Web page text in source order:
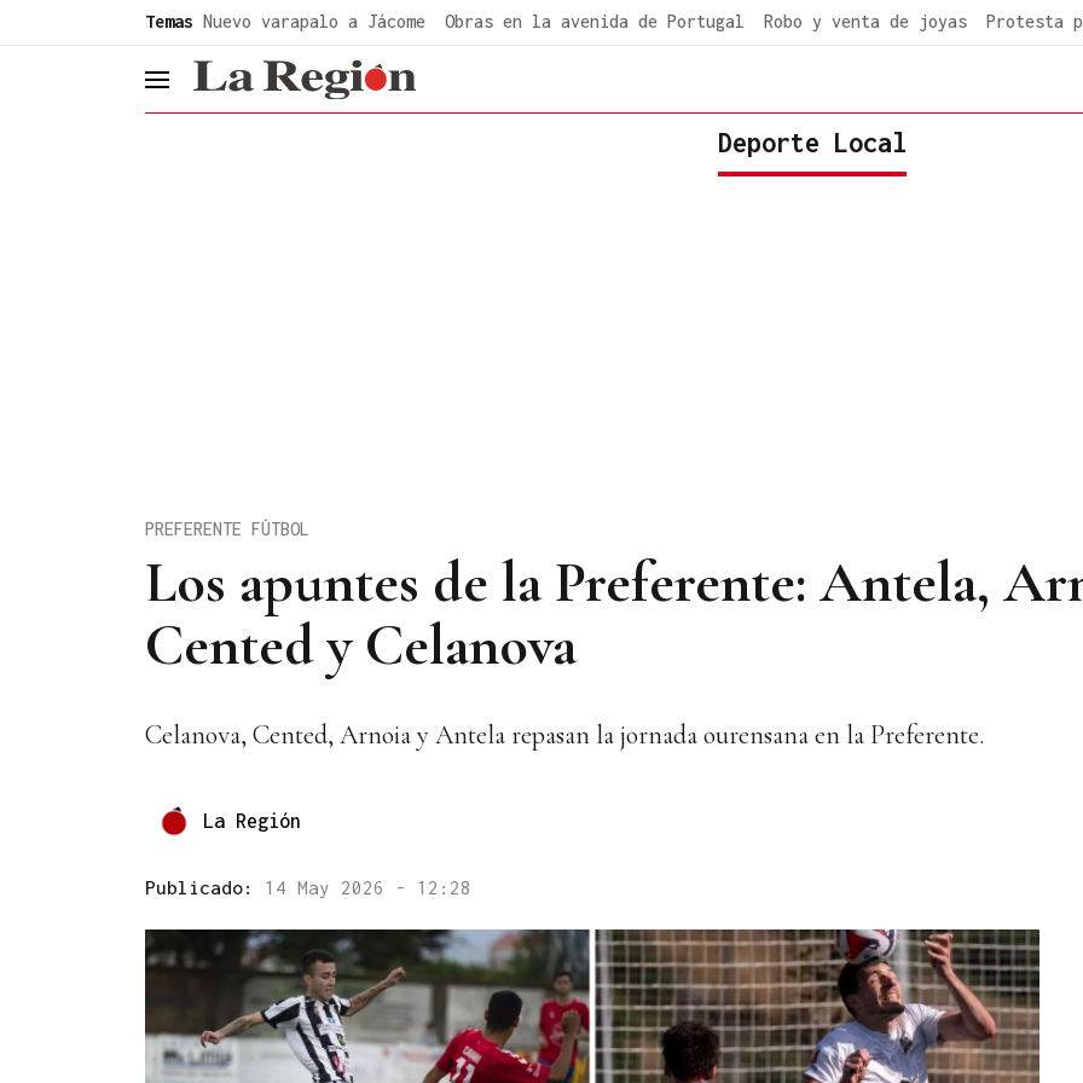
Temas Nuevo varapalo a Jácome Obras en la avenida de Portugal Robo y venta de joyas Protesta
header.menu.open
Deporte Local
Los apuntes de la Preferente: Antela,
Cented y Celanova
PREFERENTE FÚTBOL
Celanova, Cented, Arnoia y Antela repasan la jornada ourensana en la Preferente.
La Región
Publicado: 14 May 2026 - 12:28